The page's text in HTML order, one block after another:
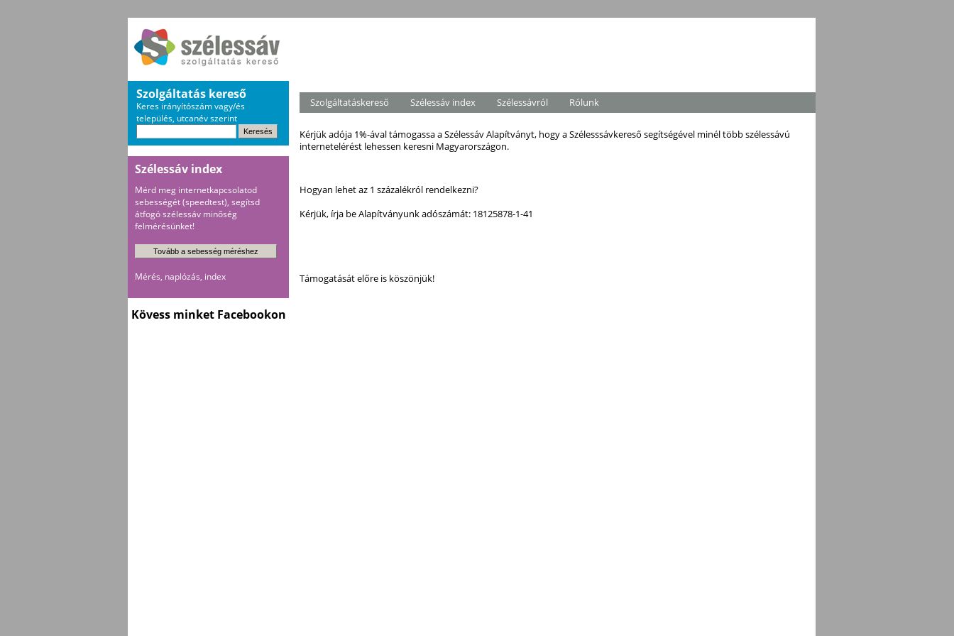
Szolgáltatás kereső
Keres irányítószám vagy/és
település, utcanév szerint
Szélessáv index
Mérd meg internetkapcsolatod
sebességét (speedtest), segítsd
átfogó szélessáv minőség
felmérésünket!
Mérés, naplózás, index
Kövess minket Facebookon
Szolgáltatáskereső Szélessáv index Szélessávról Rólunk
Kérjük adója 1%-ával támogassa a Szélessáv Alapítványt, hogy a Szélesssávkereső segítségével minél több szélessávú
internetelérést lehessen keresni Magyarországon.
Hogyan lehet az 1 százalékról rendelkezni?
Kérjük, írja be Alapítványunk adószámát: 18125878-1-41
Támogatását előre is köszönjük!